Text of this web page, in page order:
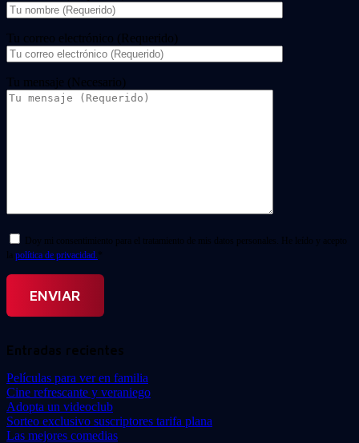
Tu correo electrónico (Requerido)
Tu mensaje (Necesario)
Doy mi consentimiento para el tratamiento de mis datos personales. He leído y acepto
la política de privacidad. *
Entradas recientes
Películas para ver en familia
Cine refrescante y veraniego
Adopta un videoclub
Sorteo exclusivo suscriptores tarifa plana
Las mejores comedias